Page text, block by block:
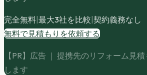
完全無料|最大3社を比較|契約義務なし
無料で見積もりを依頼する
【PR】広告 ｜ 提携先のリフォーム見
します